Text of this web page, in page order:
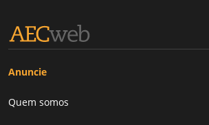
Anuncie
Quem somos